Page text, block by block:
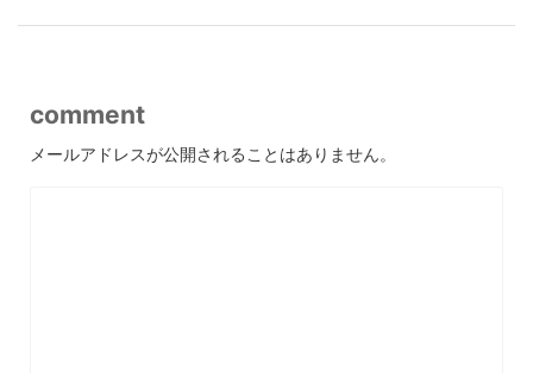
comment
メールアドレスが公開されることはありません。